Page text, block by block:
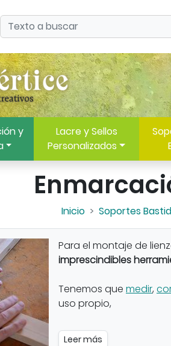
y
Lacre y Sellos
Personalizados
Inicio Soportes
Para el montaje de
imprescindibles
Tenemos que medir,
uso propio,
Leer más